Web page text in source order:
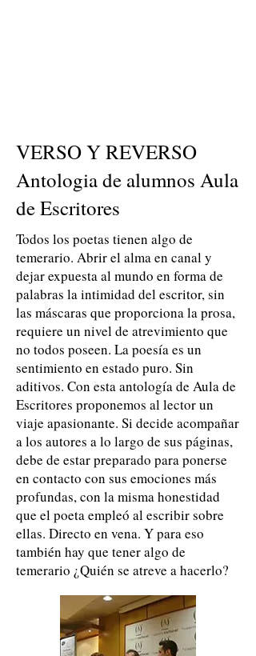
VERSO Y REVERSO
Antologia de alumnos Aula
de Escritores
Todos los poetas tienen algo de
temerario. Abrir el alma en canal y
dejar expuesta al mundo en forma de
palabras la intimidad del escritor, sin
las máscaras que proporciona la prosa,
requiere un nivel de atrevimiento que
no todos poseen. La poesía es un
sentimiento en estado puro. Sin
aditivos. Con esta antología de Aula de
Escritores proponemos al lector un
viaje apasionante. Si decide acompañar
a los autores a lo largo de sus páginas,
debe de estar preparado para ponerse
en contacto con sus emociones más
profundas, con la misma honestidad
que el poeta empleó al escribir sobre
ellas. Directo en vena. Y para eso
también hay que tener algo de
temerario ¿Quién se atreve a hacerlo?